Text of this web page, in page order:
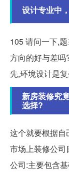
设计专业中，
105 请问一下,
方向的好与差
先,环境设计是
新房装修究
选择?
这个就要根据自
市场上装修公
公司:主要包含